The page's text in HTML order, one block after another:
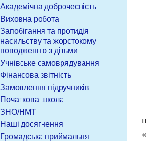
Академічна доброчесність
Виховна робота
Запобігання та протидія
насильству та жорстокому
поводженню з дітьми
Учнівське самоврядування
Фінансова звітність
Замовлення підручників
Початкова школа
ЗНО/НМТ
Наші досягнення
Громадська приймальня